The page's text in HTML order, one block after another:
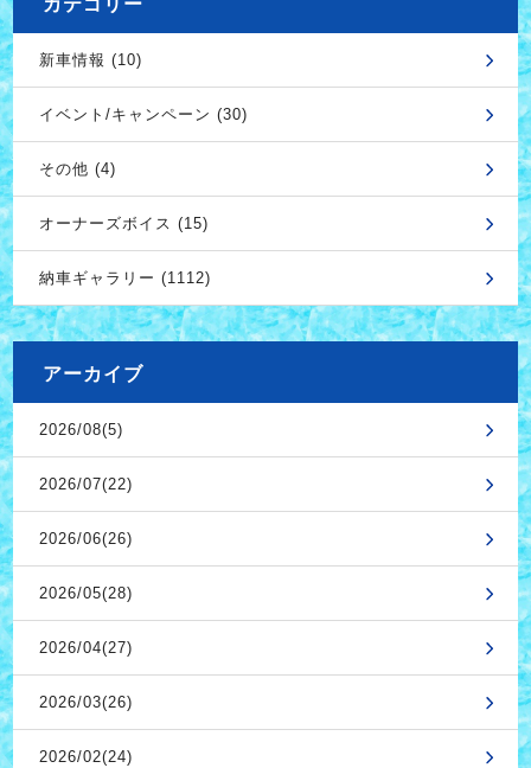
カテゴリー
新車情報 (10)
イベント/キャンペーン (30)
その他 (4)
オーナーズボイス (15)
納車ギャラリー (1112)
アーカイブ
2026/08(5)
2026/07(22)
2026/06(26)
2026/05(28)
2026/04(27)
2026/03(26)
2026/02(24)